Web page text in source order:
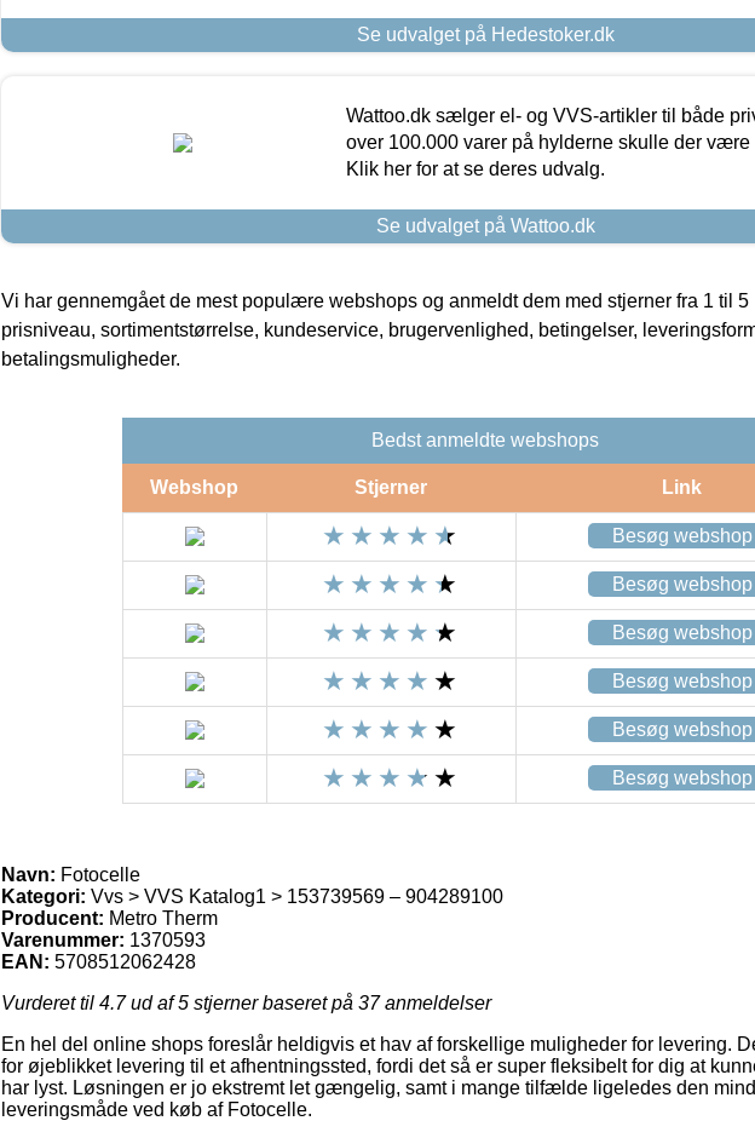
Se udvalget på Hedestoker.dk
Wattoo.dk sælger el- og VVS-artikler til både
over 100.000 varer på hylderne skulle der være
Klik her for at se deres udvalg.
Se udvalget på Wattoo.dk
Vi har gennemgået de mest populære webshops og anmeldt dem med stjerner fra 1 til 5
prisniveau, sortimentstørrelse, kundeservice, brugervenlighed, betingelser,
betalingsmuligheder.
Bedst anmeldte webshops
Webshop Stjerner Link
Besøg webshop
Besøg webshop
Besøg webshop
Besøg webshop
Besøg webshop
Besøg webshop
Navn: Fotocelle
Kategori: Vvs > VVS Katalog1 > 153739569 – 904289100
Producent: Metro Therm
Varenummer: 1370593
EAN: 5708512062428
Vurderet til 4.7ud af 5 stjerner baseret på 37anmeldelser
En hel del online shops foreslår heldigvis et hav af forskellige muligheder for levering.
for øjeblikket levering til et afhentningssted, fordi det så er super fleksibelt for dig at
har lyst. Løsningen er jo ekstremt let gængelig, samt i mange tilfælde ligeledes den
leveringsmåde ved køb af Fotocelle.